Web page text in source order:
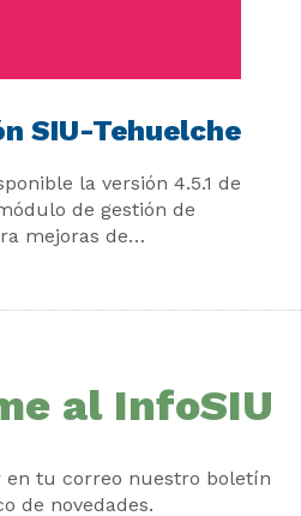
SIU-Tehuelche
la versión 4.5.1 de
de gestión de
mejoras de
al InfoSIU
tu correo nuestro boletín
de novedades.